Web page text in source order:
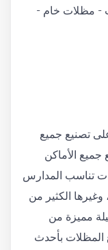
- مظلات خام -
تصنيع جميع
الأماكن
تناسب المدارس
الكثير من
مميزة من
المظلات بأحدث